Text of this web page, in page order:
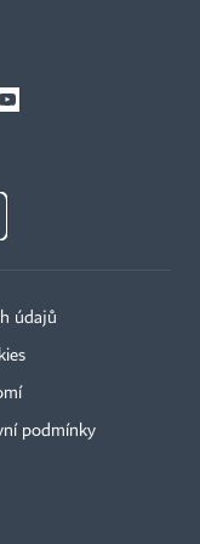
údajů
podmínky